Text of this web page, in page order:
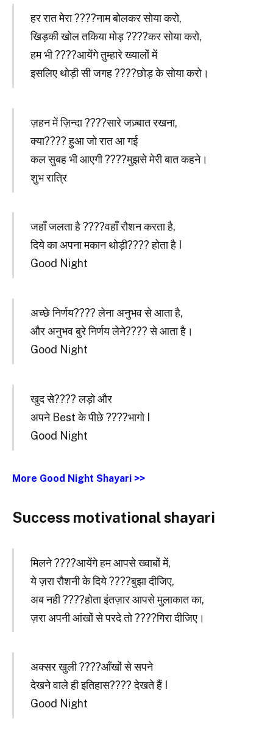
हर रात मेरा ????नाम बोलकर सोया करो,
खिड़की खोल तकिया मोड़ ????कर सोया करो,
हम भी ????आयेंगे तुम्हारे ख्यालों में
इसलिए थोड़ी सी जगह ????छोड़ के सोया करो।
ज़हन में ज़िन्दा ????सारे जज़्बात रखना,
क्या???? हुआ जो रात आ गई
कल सुबह भी आएगी ????मुझसे मेरी बात कहने।
शुभ रात्रि
जहाँ जलता है ????वहाँ रौशन करता है,
दिये का अपना मकान थोड़ी???? होता है I
Good Night
अच्छे निर्णय???? लेना अनुभव से आता है,
और अनुभव बुरे निर्णय लेने???? से आता है।
Good Night
खुद से???? लड़ो और
अपने Best के पीछे ????भागो I
Good Night
More Good Night Shayari >>
Success motivational shayari
मिलने ????आयेंगे हम आपसे ख्वाबों में,
ये ज़रा रौशनी के दिये ????बुझा दीजिए,
अब नही ????होता इंतज़ार आपसे मुलाकात का,
ज़रा अपनी आंखों से परदे तो ????गिरा दीजिए।
अक्सर खुली ????आँखों से सपने
देखने वाले ही इतिहास???? देखते हैं I
Good Night